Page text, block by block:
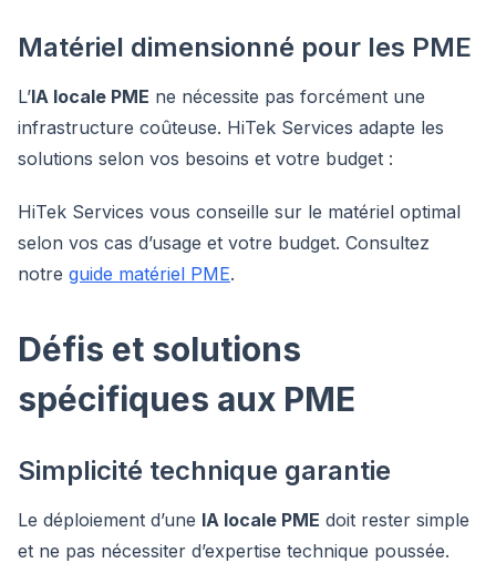
Matériel dimensionné pour les PME
L’IA locale PME ne nécessite pas forcément une
infrastructure coûteuse. HiTek Services adapte les
solutions selon vos besoins et votre budget :
HiTek Services vous conseille sur le matériel optimal
selon vos cas d’usage et votre budget. Consultez
notre guide matériel PME.
Défis et solutions
spécifiques aux PME
Simplicité technique garantie
Le déploiement d’une IA locale PME doit rester simple
et ne pas nécessiter d’expertise technique poussée.